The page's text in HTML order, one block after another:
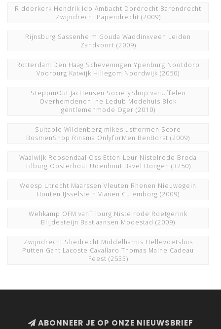
Ridderkerk Hendrik Ido Ambacht Dordrecht Barendrecht
Zwijndrecht Papendrecht (2009)
Rijnsburg Sassenheim Gouda Waddinxveen Leiden
Zandvoort (2009)
Rotterdam Den Haag Scheveningen Ypenburg Nootdorp
Voorburg Katwijk Hillegom Noordwijk (2050)
SteppinOut JacHensen SocietyShop vanUffelen
Overhemdenonline Ledub Modehuis Blok
gentlemenmode Oger (2010)
Suitable Wildenberg mikesjustformen Score
BosmenShop Rinsma OnlyforMen BenBorst (2009)
Waalwijk Roosendaal Oss Etten-Leur Nistelrode Breda
Tilburg Oosterhout Udenhout Bavel Dongen (3250)
Weesp Utrecht Maarssen Vleuten Rhenen Nieuwegein
Houten IJsselstein Vianen Culemborg (2009)
Wehkamp OFM vanTilburg Nistelrode Roetgerink
Blijdesteijn Bastiaansen Modestad (2009)
Zwijndrecht Sliedrecht Middelharnis Hellevoetsluis
Putten Gant Lacoste Cavallaro Thomas Maine Cadeau
Feest (2533)
ABONNEER JE OP ONZE NIEUWSBRIEF